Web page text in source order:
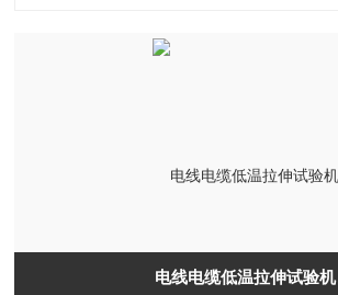
电线电缆低温拉伸试验机